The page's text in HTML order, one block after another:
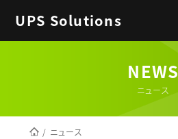
UPS Solutions
NEWS
ニュース
ニュース